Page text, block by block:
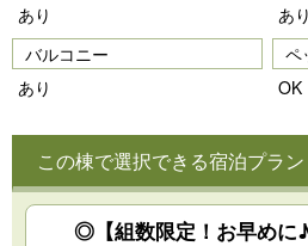
あり
あり
バルコニー
あり
ペ
OK
この棟で選択できる宿泊プラン
◎【組数限定！お早め